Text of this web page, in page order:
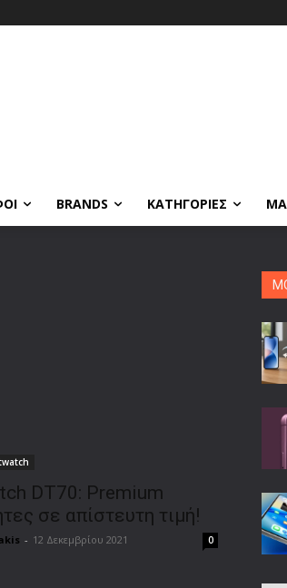
BRANDS ΚΑΤΗΓΟΡΙΕΣ
DT70: Premium
σε απίστευτη τιμή!
- 12 Δεκεμβρίου 2021 0